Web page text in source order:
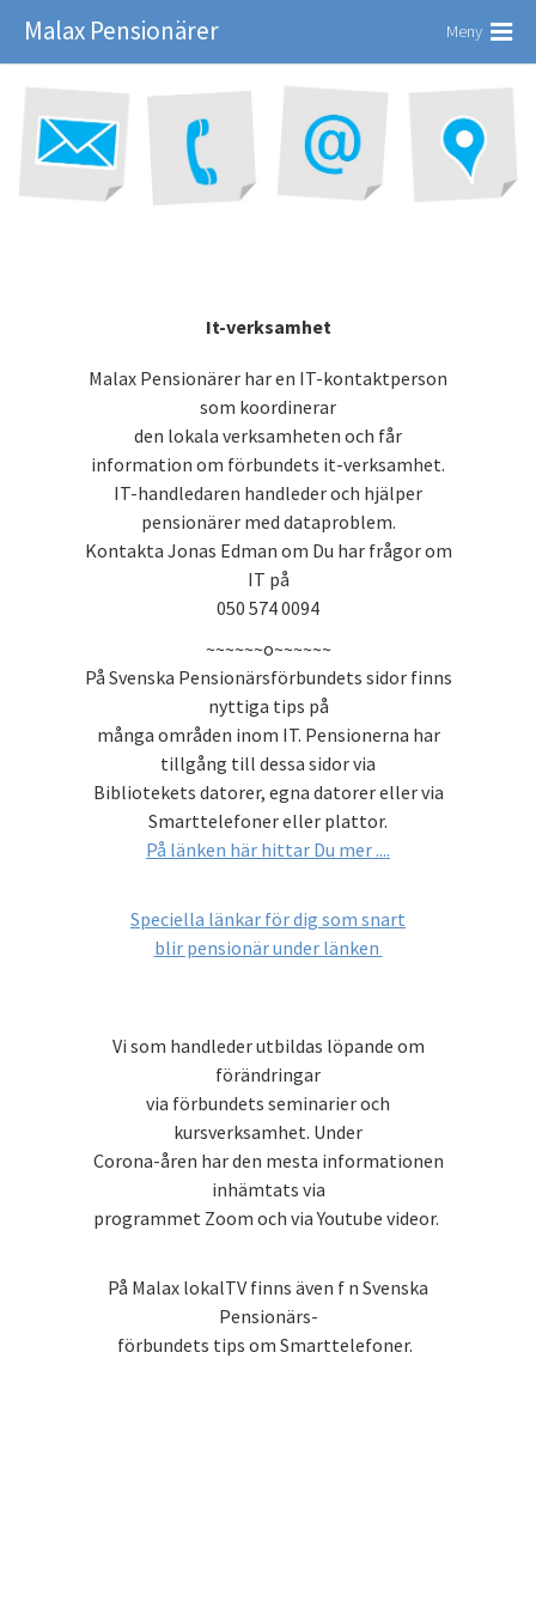
Malax Pensionärer Meny
It-verksamhet
Malax Pensionärer har en IT-kontaktperson
som koordinerar
den lokala verksamheten och får
information om förbundets it-verksamhet.
IT-handledaren handleder och hjälper
pensionärer med dataproblem.
Kontakta Jonas Edman om Du har frågor om
IT på
050 574 0094
~~~~~~o~~~~~~
På Svenska Pensionärsförbundets sidor finns
nyttiga tips på
många områden inom IT. Pensionerna har
tillgång till dessa sidor via
Bibliotekets datorer, egna datorer eller via
Smarttelefoner eller plattor.
På länken här hittar Du mer ....
Speciella länkar för dig som snart
blir pensionär under länken
Vi som handleder utbildas löpande om
förändringar
via förbundets seminarier och
kursverksamhet. Under
Corona-åren har den mesta informationen
inhämtats via
programmet Zoom och via Youtube videor.
På Malax lokalTV finns även f n Svenska
Pensionärs-
förbundets tips om Smarttelefoner.